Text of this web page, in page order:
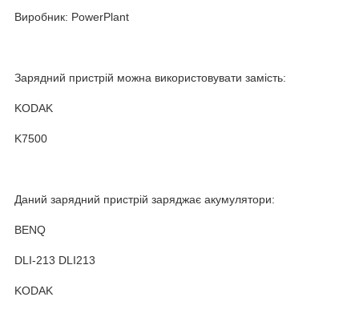
Виробник: PowerPlant
Зарядний пристрій можна використовувати замість:
KODAK
K7500
Даний зарядний пристрій заряджає акумулятори:
BENQ
DLI-213 DLI213
KODAK